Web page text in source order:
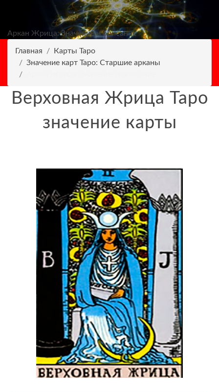
Аркан Жрица: Значение и описание
Главная
Карты Таро
Значение карт Таро: Старшие арканы
Верховная Жрица Таро
значение карты